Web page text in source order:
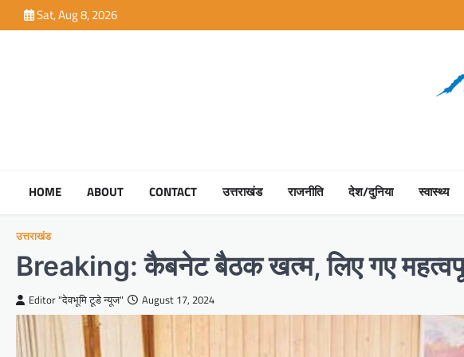
to
Sat, Aug 8, 2026
HOME ABOUT CONTACT उत्तराखंड राजनीति देश/दुनिया स्वास्थ्य
उत्तराखंड
Breaking: कैबनेट बैठक खत्म, लिए गए
Editor "देवभूमि टूडे न्यूज" August 17, 2024